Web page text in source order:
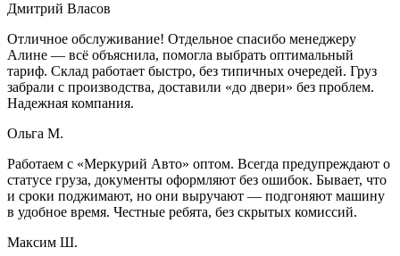
Дмитрий Власов
Отличное обслуживание! Отдельное спасибо менеджеру
Алине — всё объяснила, помогла выбрать оптимальный
тариф. Склад работает быстро, без типичных очередей. Груз
забрали с производства, доставили «до двери» без проблем.
Надежная компания.
Ольга М.
Работаем с «Меркурий Авто» оптом. Всегда предупреждают о
статусе груза, документы оформляют без ошибок. Бывает, что
и сроки поджимают, но они выручают — подгоняют машину
в удобное время. Честные ребята, без скрытых комиссий.
Максим Ш.